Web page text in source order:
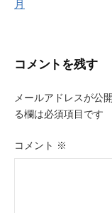
ゲ
ー
シ
ョ
月
コメントを残す
メールアドレスが公
る欄は必須項目です
コメント ※